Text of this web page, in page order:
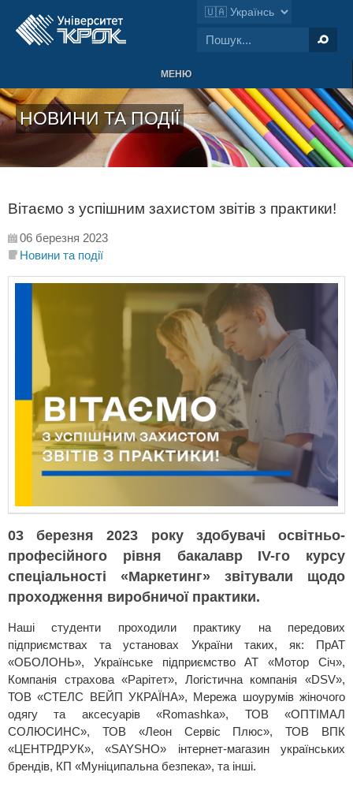
МЕНЮ
НОВИНИ ТА ПОДІЇ
Вітаємо з успішним захистом звітів з практики!
06 березня 2023
Новини та події
03 березня 2023 року здобувачі освітньо-
професійного рівня бакалавр ІV-го курсу
cпеціальності «Маркетинг» звітували щодо
проходження виробничої практики.
Наші студенти проходили практику на передових
підприємствах та установах України таких, як: ПрАТ
«ОБОЛОНЬ», Українське підприємство АТ «Мотор Січ»,
Компанія страхова «Рарітет», Логістична компанія «DSV»,
ТОВ «СТЕЛС ВЕЙП УКРАЇНА», Мережа шоурумів жіночого
одягу та аксесуарів «Romashka», ТОВ «ОПТІМАЛ
СОЛЮСИНС», ТОВ «Леон Сервіс Плюс», ТОВ ВПК
«ЦЕНТРДРУК», «SAYSHO» інтернет-магазин українських
брендів, КП «Муніципальна безпека», та інші.